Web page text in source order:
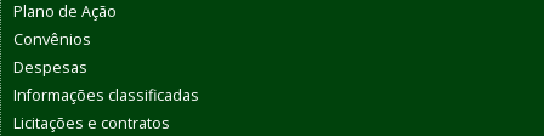
Plano de Ação
Convênios
Despesas
Informações classificadas
Licitações e contratos